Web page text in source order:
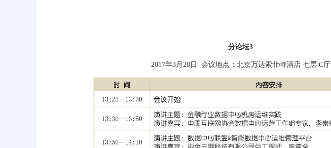
分论坛3
2017年3月28日 会议地点：北京万达索菲特酒店 七层 C厅